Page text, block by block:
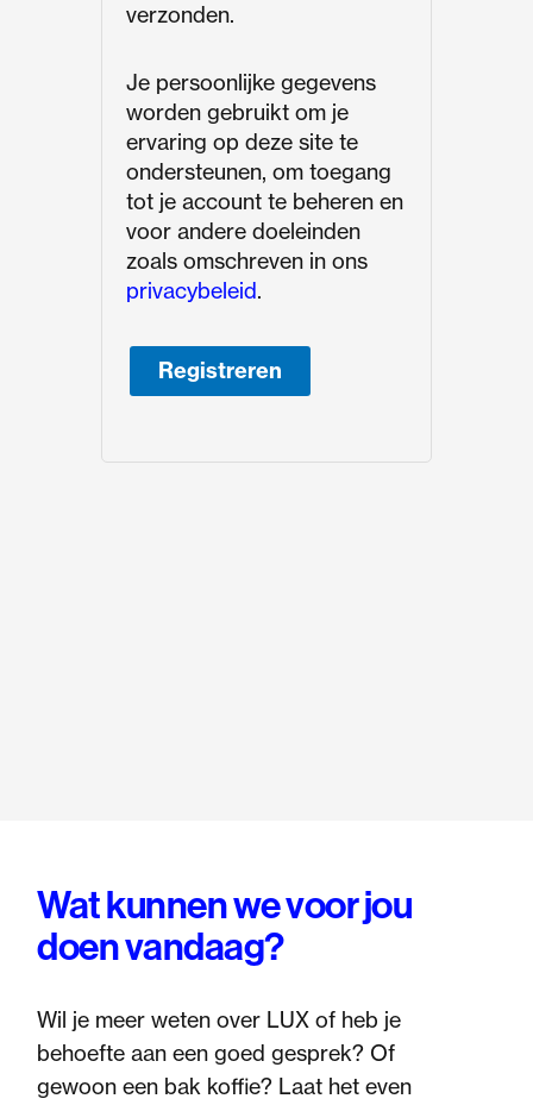
verzonden.
Je persoonlijke gegevens
worden gebruikt om je
ervaring op deze site te
ondersteunen, om toegang
tot je account te beheren en
voor andere doeleinden
zoals omschreven in ons
privacybeleid.
Registreren
Wat kunnen we voor jou
doen vandaag?
Wil je meer weten over LUX of heb je
behoefte aan een goed gesprek? Of
gewoon een bak koffie? Laat het even